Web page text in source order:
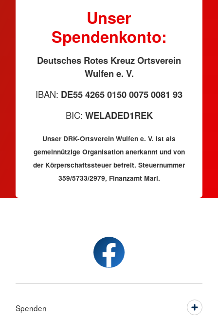
Unser
Spendenkonto:
Deutsches Rotes Kreuz Ortsverein
Wulfen e. V.
IBAN: DE55 4265 0150 0075 0081 93
BIC: WELADED1REK
Unser DRK-Ortsverein Wulfen e. V. ist als
gemeinnützige Organisation anerkannt und von
der Körperschaftssteuer befreit. Steuernummer
359/5733/2979, Finanzamt Marl.
Spenden